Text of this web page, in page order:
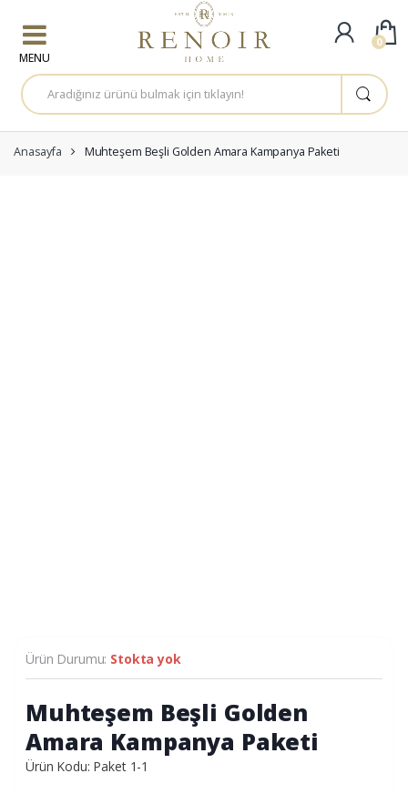
A
r
a
a
:
Anasayfa Muhteşem Beşli Golden Amara Kampanya Paketi
Ürün Durumu: Stokta yok
Muhteşem Beşli Golden
Amara Kampanya Paketi
Ürün Kodu: Paket 1-1
0